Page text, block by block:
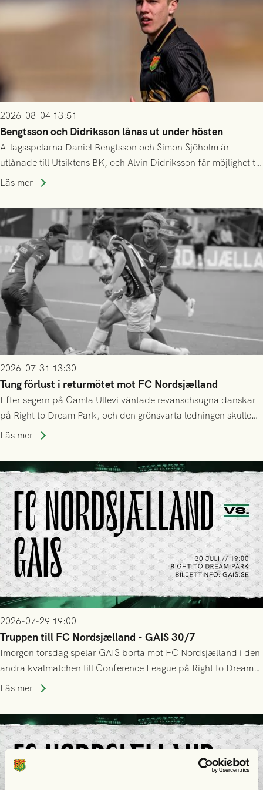
2026-08-04 13:51
Bengtsson och Didriksson lånas ut under hösten
A-lagsspelarna Daniel Bengtsson och Simon Sjöholm är
utlånade till Utsiktens BK, och Alvin Didriksson får möjlighet till
speltid i Hestrafors genom föreningssamarbete.
Läs mer
2026-07-31 13:30
Tung förlust i returmötet mot FC Nordsjælland
Efter segern på Gamla Ullevi väntade revanschsugna danskar
på Right to Dream Park, och den grönsvarta ledningen skulle
upphöra efter mindre än kvarten spelad. På lika mark visade
tennissiffror och det grönsvarta europaäventyret tog slut.
Läs mer
2026-07-29 19:00
Truppen till FC Nordsjælland - GAIS 30/7
Imorgon torsdag spelar GAIS borta mot FC Nordsjælland i den
andra kvalmatchen till Conference League på Right to Dream
Park! Fredrik Holmberg och ledarstaben har tagit ut följande
Läs mer